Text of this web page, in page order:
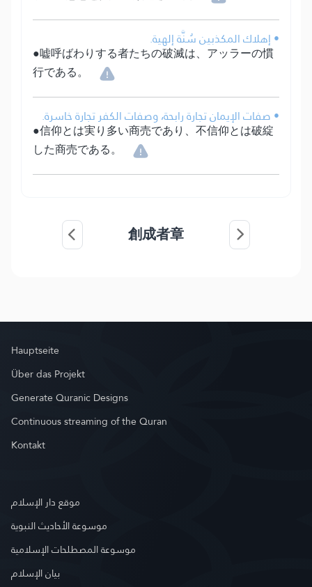
• إهلاك المكذبين سُنَّة إلهية.
●嘘呼ばわりする者たちの破滅は、アッラーの慣
行である。
• صفات الإيمان تجارة رابحة، وصفات الكفر تجارة خاسرة.
●信仰とは実り多い商売であり、不信仰とは破綻
した商売である。
創成者章
Hauptseite
Über das Projekt
Generate Quranic Designs
Continuous streaming of the Quran
Kontakt
موقع دار الإسلام
موسوعة الأحاديث النبوية
موسوعة المصطلحات الإسلامية
بيان الإسلام